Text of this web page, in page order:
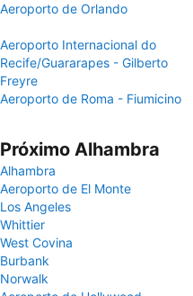
Aeroporto de Orlando
Aeroporto Internacional do
Recife/Guararapes - Gilberto
Freyre
Aeroporto de Roma - Fiumicino
Próximo Alhambra
Alhambra
Aeroporto de El Monte
Los Angeles
Whittier
West Covina
Burbank
Norwalk